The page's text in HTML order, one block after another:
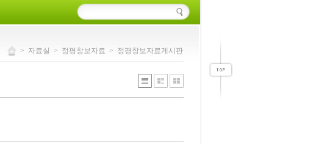
> 자료실 > 정평창보자료 > 정평창보자료게시판